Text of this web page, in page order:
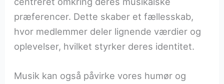
præferencer. Dette skaber et fællesskab,
hvor medlemmer deler lignende værdier og
oplevelser, hvilket styrker deres identitet.
Musik kan også påvirke vores humør og